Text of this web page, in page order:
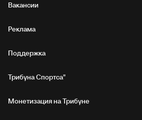
Вакансии
Реклама
Поддержка
Трибуна Спортса"
Монетизация на Трибуне